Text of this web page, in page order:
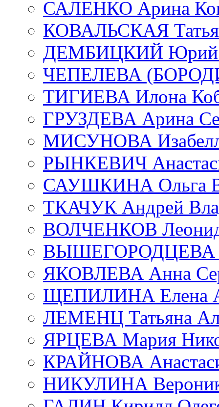
САЛЕНКО Арина
КОВАЛЬСКАЯ
ДЕМБИЦКИЙ Юрий
ЧЕПЕЛЕВА
ТИГИЕВА Илона
ГРУЗДЕВА Арина
МИСУНОВА
РЫНКЕВИЧ
САУШКИНА Ольга
ТКАЧУК Андрей
ВОЛЧЕНКОВ Леонид
ВЫШЕГОРОДЦЕВА
ЯКОВЛЕВА Анна
ЩЕПИЛИНА Елена
ЛЕМЕНЦ Татьяна
ЯРЦЕВА Мария
КРАЙНОВА
НИКУЛИНА